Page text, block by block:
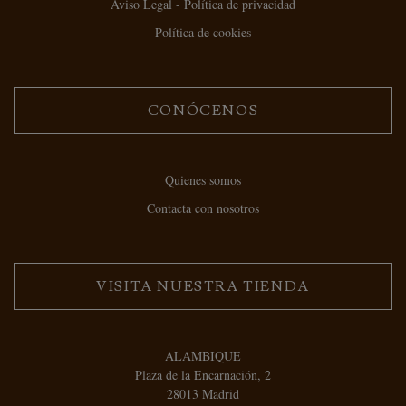
Aviso Legal - Política de privacidad
Política de cookies
CONÓCENOS
Quienes somos
Contacta con nosotros
VISITA NUESTRA TIENDA
ALAMBIQUE
Plaza de la Encarnación, 2
28013 Madrid